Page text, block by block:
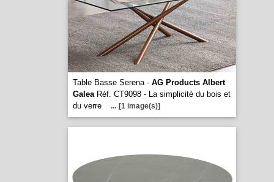
Table Basse Serena - AG Products Albert
GaleaRéf. CT9098 - La simplicité du bois et
du verre
... [1 image(s)]